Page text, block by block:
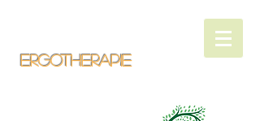
Ergotherapie